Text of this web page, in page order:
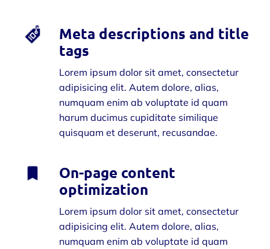
Meta descriptions and title
tags
Lorem ipsum dolor sit amet, consectetur
adipisicing elit. Autem dolore, alias,
numquam enim ab voluptate id quam
harum ducimus cupiditate similique
quisquam et deserunt, recusandae.
On-page content
optimization
Lorem ipsum dolor sit amet, consectetur
adipisicing elit. Autem dolore, alias,
numquam enim ab voluptate id quam